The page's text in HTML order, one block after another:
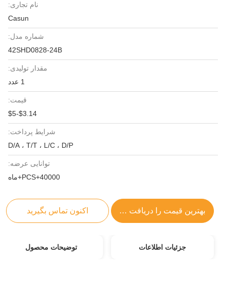
نام تجاری:
Casun
شماره مدل:
42SHD0828-24B
مقدار تولیدی:
قیمت:
$3.14-$5
شرایط پرداخت:
D/A ، T/T ، L/C ، D/P
توانایی عرضه:
40000+PCS+ماه
بهترین قیمت را دریافت کنید اکنون تماس بگیرید
جزئیات اطلاعات توضیحات محصول